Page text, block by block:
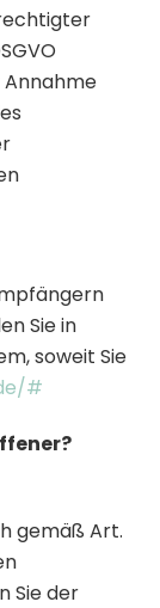
Sie in
soweit Sie
#
gemäß Art.
Sie der